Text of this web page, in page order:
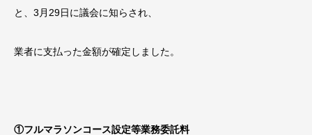
と、3月29日に議会に知らされ、
業者に支払った金額が確定しました。
①フルマラソンコース設定等業務委託料